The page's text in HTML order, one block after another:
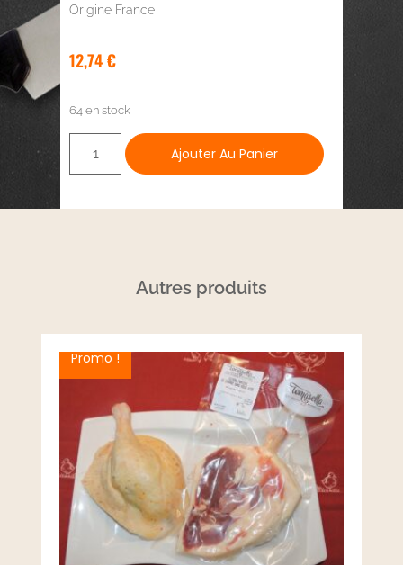
Origine France
12,74€
64 en stock
Ajouter Au Panier
Autres produits
Promo !